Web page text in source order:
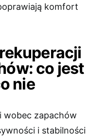
komfort
co jest
nie
wobec zapachów
i stabilności